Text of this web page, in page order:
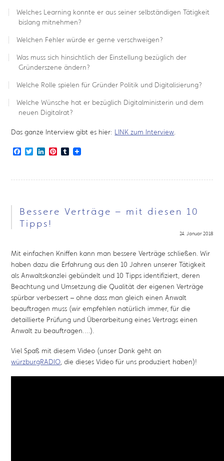
Welches Learning konnte er aus seiner selbständigen Tätigkeit
bislang mitnehmen?
Welchen Fehler würde er gerne verschweigen?
Was muss sich hinsichtlich der Einstellung bezüglich der
Gründerszene ändern?
Welche Rolle spielen für Gründer Politik und Digitalisierung?
Welche Wünsche hat er bezüglich Digitalministerin und dem
neuen Digitalrat?
Das ganze Interview gibt es hier: LINK zum Interview.
Facebook
TwitterLinkedIn
Pinterest
Tumblr
Bessere Verträge – mit diesen 10
Tipps!
24. Januar 2018
Mit einfachen Kniffen kann man bessere Verträge schließen. Wir
haben dazu die Erfahrung aus den 10 Jahren unserer Tätigkeit
als Anwaltskanzlei gebündelt und 10 Tipps identifiziert, deren
Beachtung und Umsetzung die Qualität der eigenen Verträge
spürbar verbessert – ohne dass man gleich einen Anwalt
beauftragen muss (wir empfehlen natürlich immer, für die
detaillierte Prüfung und Überarbeitung eines Vertrags einen
Anwalt zu beauftragen….).
Viel Spaß mit diesem Video (unser Dank geht an
würzburgRADIO, die dieses Video für uns produziert haben)!